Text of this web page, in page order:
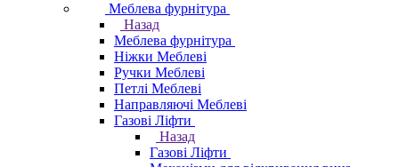
Меблева фурнітура
Назад
Меблева фурнітура
Ніжки Меблеві
Ручки Меблеві
Петлі Меблеві
Направляючі Меблеві
Газові Ліфти
Назад
Газові Ліфти